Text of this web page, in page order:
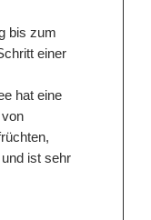
bis zum
einer
hat eine
ist sehr